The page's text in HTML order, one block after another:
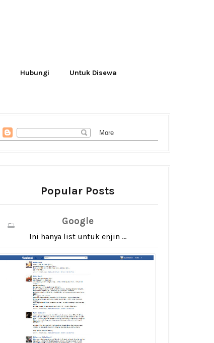
Hubungi Untuk Disewa
Popular Posts
Google
Ini hanya list untuk enjin ...